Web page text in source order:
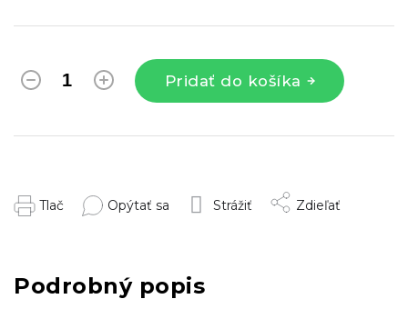
Pridať do košíka
Tlač Opýtať sa Strážiť Zdieľať
Podrobný popis